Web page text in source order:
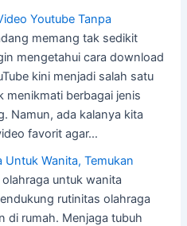
Youtube Tanpa
memang tak sedikit
mengetahui cara download
kini menjadi salah satu
menikmati berbagai jenis
Namun, ada kalanya kita
favorit agar…
Untuk Wanita, Temukan
untuk wanita
rutinitas olahraga
di rumah. Menjaga tubuh